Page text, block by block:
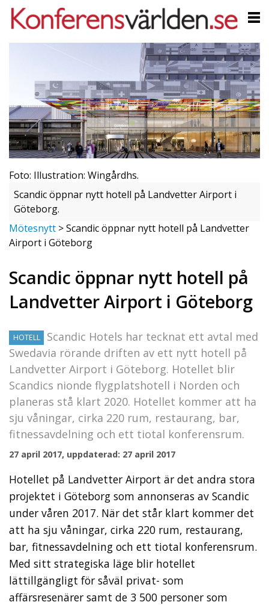
Foto: Illustration: Wingårdhs.
Scandic öppnar nytt hotell på Landvetter Airport i
Göteborg.
Mötesnytt >Scandic öppnar nytt hotell på Landvetter
Airport i Göteborg
Scandic öppnar nytt hotell på
Landvetter Airport i Göteborg
HOTELL
Scandic Hotels har tecknat ett avtal med
Swedavia rörande driften av ett nytt hotell på
Landvetter Airport i Göteborg. Hotellet blir
Scandics nionde flygplatshotell i Norden och
planeras stå klart 2020. Hotellet kommer att ha
sju våningar, cirka 220 rum, restaurang, bar,
fitnessavdelning och ett tiotal konferensrum.
27 april 2017, uppdaterad: 27 april 2017
Hotellet på Landvetter Airport är det andra stora
projektet i Göteborg som annonseras av Scandic
under våren 2017. När det står klart kommer det
att ha sju våningar, cirka 220 rum, restaurang,
bar, fitnessavdelning och ett tiotal konferensrum.
Med sitt strategiska läge blir hotellet
lättillgängligt för såväl privat- som
affärsresenärer samt de 3 500 personer som